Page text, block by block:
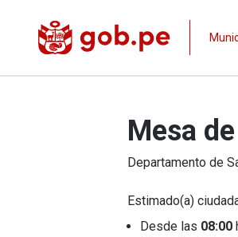
Mesa
Departamento de
Estimado(a)
Desde las 08:00